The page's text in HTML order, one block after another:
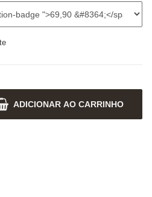
ADICIONAR AO CARRINHO